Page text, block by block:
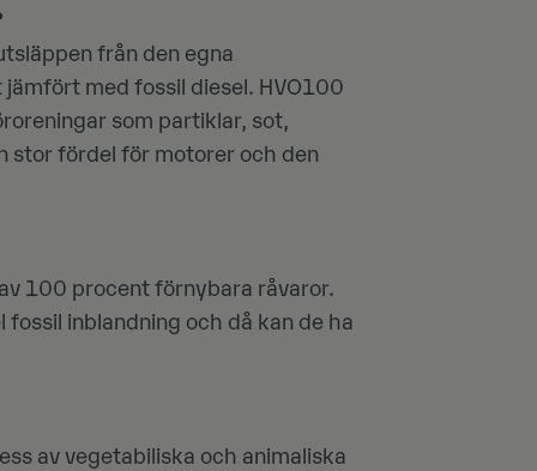
från den egna
med fossil diesel. HVO100
som partiklar, sot,
stor fördel för motorer och den
100 procent förnybara råvaror.
fossil inblandning och då kan de ha
av vegetabiliska och animaliska